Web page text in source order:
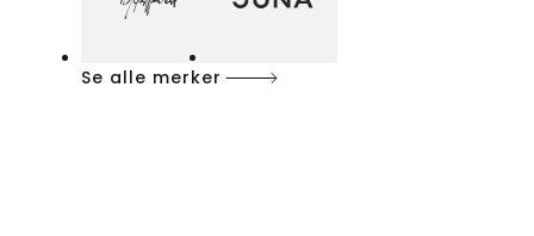
Se alle merker